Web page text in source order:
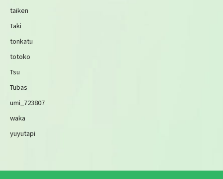
taiken
Taki
tonkatu
totoko
Tsu
Tubas
umi_723807
waka
yuyutapi